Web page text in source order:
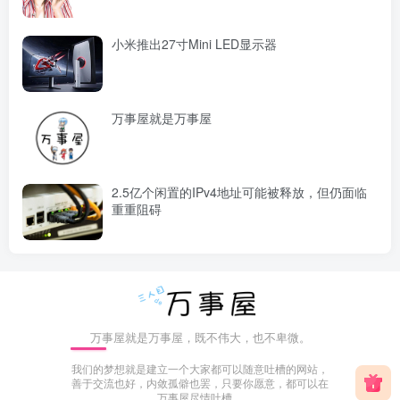
小米推出27寸Mini LED显示器
万事屋就是万事屋
2.5亿个闲置的IPv4地址可能被释放，但仍面临
重重阻碍
万事屋就是万事屋，既不伟大，也不卑微。
我们的梦想就是建立一个大家都可以随意吐槽的网站，
善于交流也好，内敛孤僻也罢，只要你愿意，都可以在
万事屋尽情吐槽。